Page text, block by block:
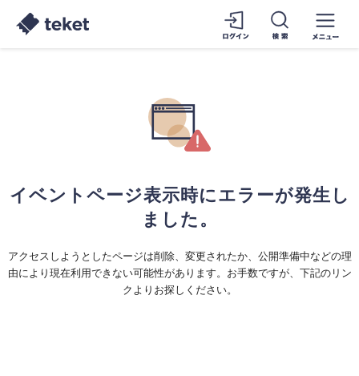
イベントページ表示時にエラーが発生し
ました。
アクセスしようとしたページは削除、変更されたか、公開準備中などの理
由により現在利用できない可能性があります。お手数ですが、下記のリン
クよりお探しください。